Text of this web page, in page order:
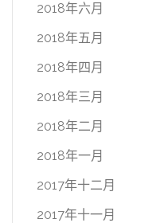
2018年六月
2018年五月
2018年四月
2018年三月
2018年二月
2018年一月
2017年十二月
2017年十一月